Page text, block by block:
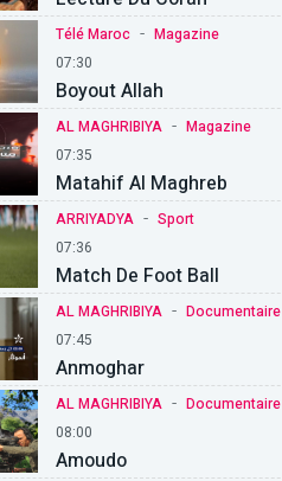
Télé Maroc - Magazine
07:30
Boyout Allah
AL MAGHRIBIYA - Magazine
07:35
Matahif Al Maghreb
ARRIYADYA - Sport
07:36
Match De Foot Ball
AL MAGHRIBIYA - Documentaire
07:45
Anmoghar
AL MAGHRIBIYA - Documentaire
08:00
Amoudo